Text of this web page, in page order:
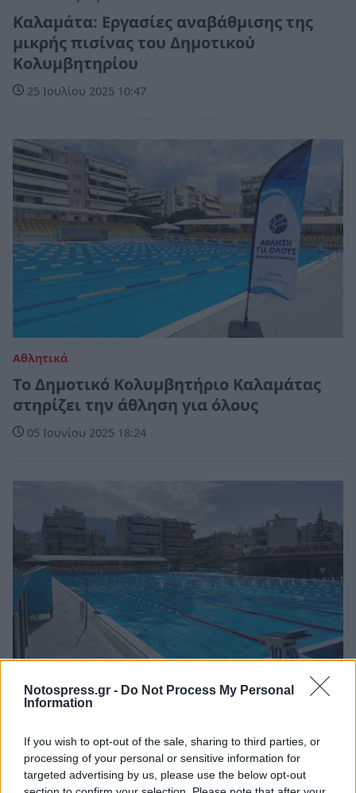
Notospress.gr - Do Not Process My Personal
Information
If you wish to opt-out of the sale, sharing to third parties, or
processing of your personal or sensitive information for
targeted advertising by us, please use the below opt-out
Καλαμάτα: Εργασίες αναβάθμισης της
μικρής πισίνας του Δημοτικού
Κολυμβητηρίου
25 Ιουλίου 2025 10:47
Αθλητικά
Το Δημοτικό Κολυμβητήριο Καλαμάτας
στηρίζει την άθληση για όλους
05 Ιουνίου 2025 18:24
Πελοπόννησος
Κολυμβητήριο Καλαμάτας
24 Απριλίου 2025 19:26